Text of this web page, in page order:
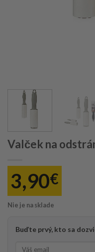
Valček na
3,90€
Nie je na sklade
Buďte prvý, kto sa